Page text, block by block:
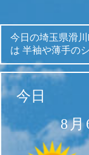
今日の埼玉県滑
は 半袖や薄手の
今日
8